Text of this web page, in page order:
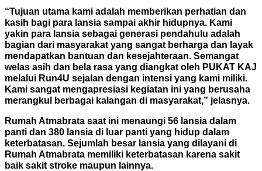
“Tujuan utama kami adalah memberikan perhatian dan
kasih bagi para lansia sampai akhir hidupnya. Kami
yakin para lansia sebagai generasi pendahulu adalah
bagian dari masyarakat yang sangat berharga dan layak
mendapatkan bantuan dan kesejahteraan. Semangat
welas asih dan bela rasa yang diangkat oleh PUKAT KAJ
melalui Run4U sejalan dengan intensi yang kami miliki.
Kami sangat mengapresiasi kegiatan ini yang berusaha
merangkul berbagai kalangan di masyarakat,” jelasnya.
Rumah Atmabrata saat ini menaungi 56 lansia dalam
panti dan 380 lansia di luar panti yang hidup dalam
keterbatasan. Sejumlah besar lansia yang dilayani di
Rumah Atmabrata memiliki keterbatasan karena sakit
baik sakit stroke maupun lainnya.